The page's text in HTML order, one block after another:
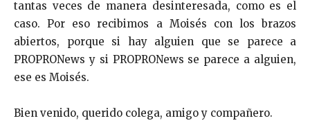
tantas veces de manera desinteresada, como es el
caso. Por eso recibimos a Moisés con los brazos
abiertos, porque si hay alguien que se parece a
PROPRONews y si PROPRONews se parece a alguien,
ese es Moisés.
Bien venido, querido colega, amigo y compañero.